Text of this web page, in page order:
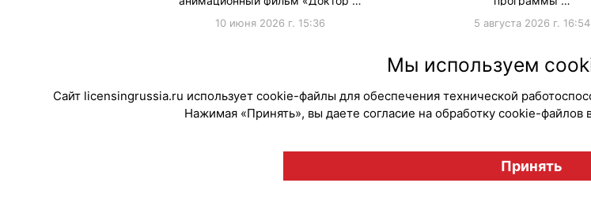
10 июня 2026 г. 15:36 5 августа 2026 г. 16:54
© "Вестник лицензионного рынка",
Мы используем
Сайт licensingrussia.ru использует cookie-файлы для обеспечения технической
Нажимая «Принять», вы даете согласие на обработку cookie-файлов
Принять